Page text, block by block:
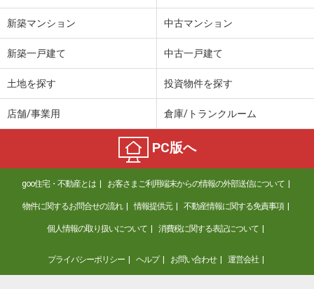
新築マンション 中古マンション
新築一戸建て 中古一戸建て
土地を探す 投資物件を探す
店舗/事業用 倉庫/トランクルーム
PC版へ
goo住宅・不動産とは お客さまご利用端末からの情報の外部送信について
物件に関するお問合せの流れ 情報提供元 不動産情報に関する免責事項
個人情報の取り扱いについて 消費税に関する表記について
プライバシーポリシー ヘルプ お問い合わせ 運営会社